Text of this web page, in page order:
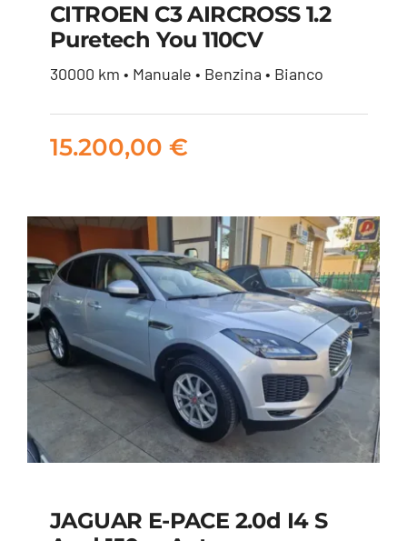
CITROEN C3
AIRCROSS 1.2
puretech You 110CV
15.200,00
CITROEN C3 AIRCROSS 1.2
Puretech You 110CV
30000 km • Manuale • Benzina • Bianco
15.200,00 €
JAGUAR E-PACE 2.0d I4 S